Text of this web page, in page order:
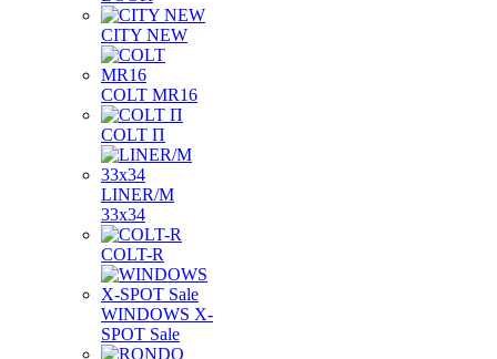
CITY NEW
COLT MR16
COLT П
LINER/М
33х34
COLT-R
WINDOWS X-
SPOT Sale